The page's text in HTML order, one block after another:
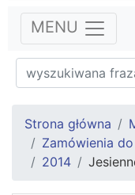
MENU
Strona główna
Zamówienia
2014